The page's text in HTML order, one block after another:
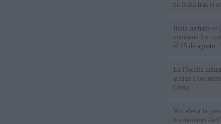
de Italia tras el
Italia rechaza
mantiene los
el 15 de agosto:
La Fiscalía
acojan a los
Ceuta
Vox eleva la
los menores de